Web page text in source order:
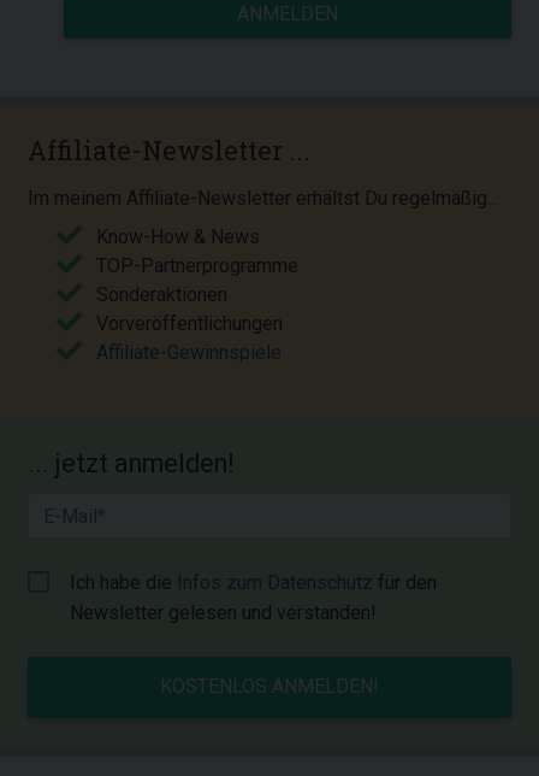
ANMELDEN
Affiliate-Newsletter ...
Im meinem Affiliate-Newsletter erhältst Du regelmäßig...
Know-How & News
TOP-Partnerprogramme
Sonderaktionen
Vorveröffentlichungen
Affiliate-Gewinnspiele
... jetzt anmelden!
Ich habe die Infos zum Datenschutz für den
Newsletter gelesen und verstanden!
KOSTENLOS ANMELDEN!